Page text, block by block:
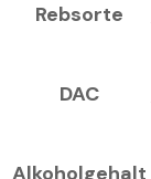
Menge
Rebsorte
DAC